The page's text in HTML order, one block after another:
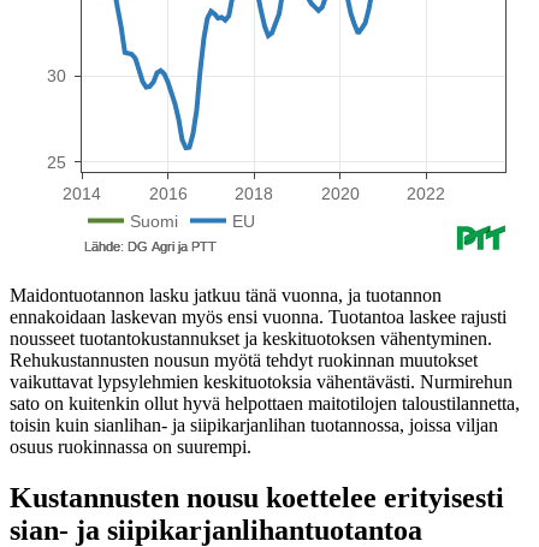
Maidontuotannon lasku jatkuu tänä vuonna, ja tuotannon
ennakoidaan laskevan myös ensi vuonna. Tuotantoa laskee rajusti
nousseet tuotantokustannukset ja keskituotoksen vähentyminen.
Rehukustannusten nousun myötä tehdyt ruokinnan muutokset
vaikuttavat lypsylehmien keskituotoksia vähentävästi. Nurmirehun
sato on kuitenkin ollut hyvä helpottaen maitotilojen taloustilannetta,
toisin kuin sianlihan- ja siipikarjanlihan tuotannossa, joissa viljan
osuus ruokinnassa on suurempi.
Kustannusten nousu koettelee erityisesti
sian- ja siipikarjanlihantuotantoa